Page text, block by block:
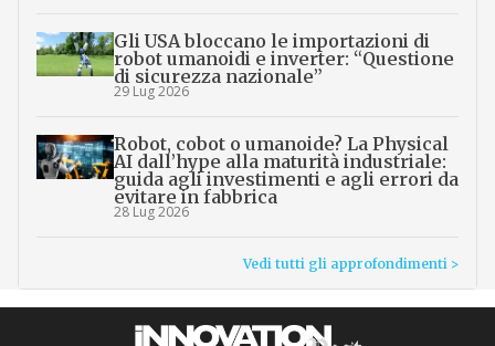
Gli USA bloccano le importazioni di
robot umanoidi e inverter: “Questione
di sicurezza nazionale”
29 Lug 2026
Robot, cobot o umanoide? La Physical
AI dall’hype alla maturità industriale:
guida agli investimenti e agli errori da
evitare in fabbrica
28 Lug 2026
Vedi tutti gli approfondimenti >